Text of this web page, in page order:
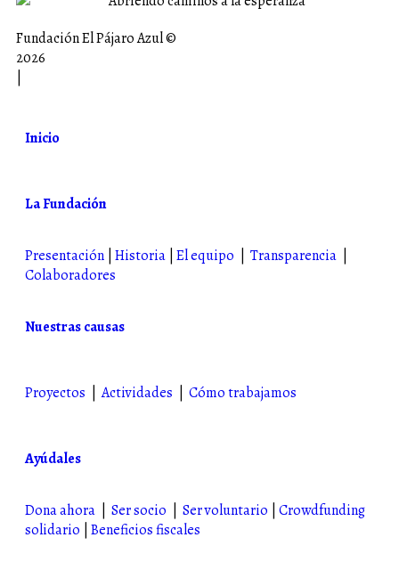
Fundación El Pájaro Azul ©
2026
Inicio
La Fundación
Presentación Historia El equipo Transparencia
Colaboradores
Nuestras causas
Proyectos |Actividades Cómo trabajamos
Ayúdales
Dona ahora Ser socio Ser voluntario Crowdfunding
solidario Beneficios fiscales